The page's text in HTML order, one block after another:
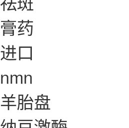
膏药
进口
nmn
羊胎盘